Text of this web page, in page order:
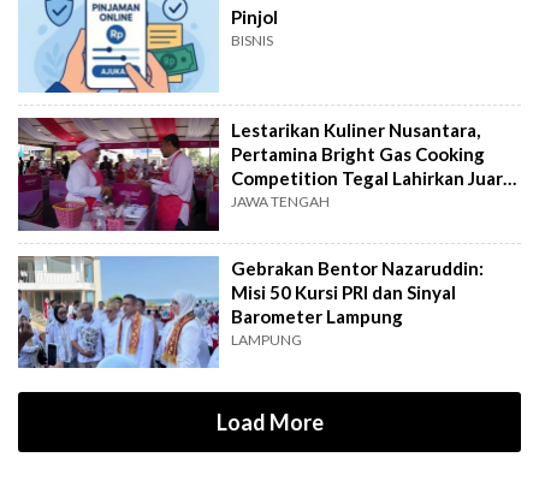
Pinjol
BISNIS
Lestarikan Kuliner Nusantara,
Pertamina Bright Gas Cooking
Competition Tegal Lahirkan Juara
Baru
JAWA TENGAH
Gebrakan Bentor Nazaruddin:
Misi 50 Kursi PRI dan Sinyal
Barometer Lampung
LAMPUNG
Load More